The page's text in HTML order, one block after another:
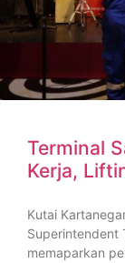
Terminal
Kerja,
Kutai
Superintendent
memaparkan